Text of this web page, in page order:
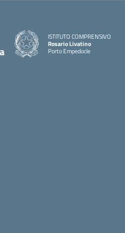
ISTITUTO COMPRENSIVO
Rosario Livatino
Porto Empedocle